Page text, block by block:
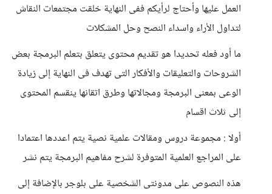
العمل عليها وأحتاج لرأيكم ففى النهاية خلقت مجتمعات النقاش
لتداول الأراء واسداء النصح وحل المشكلات
ما أود فعله تحديدا هو تقديم محتوى يتعلق بتعلم البرمجة بعض
الشروحات والتعليقات والأفكار التى تهدف فى النهاية إلى زيادة
الوعى بمعنى البرمجة ومجالاتها وطرق اتقانها ينقسم المحتوى
إلى ثلاث اقسام
أولا : مجموعة دروس ومقالات علمية نصية يتم اعددها اعتمادا
على المراجع العلمية المتوفرة لشرح مفاهيم البرمجة يتم نشر
هذه النصوص على مدونتى الشخصية على بلوجر بالإضافة إلى